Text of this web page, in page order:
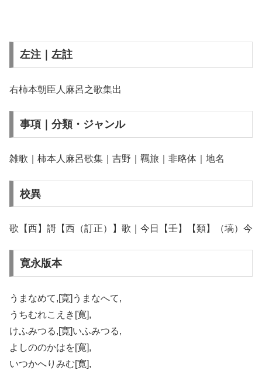
左注｜左註
右柿本朝臣人麻呂之歌集出
事項｜分類・ジャンル
雑歌｜柿本人麻呂歌集｜吉野｜羈旅｜非略体｜地名
校異
歌【西】謌【西（訂正）】歌｜今日【壬】【類】（塙）今
寛永版本
うまなめて,[寛]うまなへて,
うちむれこえき[寛],
けふみつる,[寛]いふみつる,
よしののかはを[寛],
いつかへりみむ[寛],